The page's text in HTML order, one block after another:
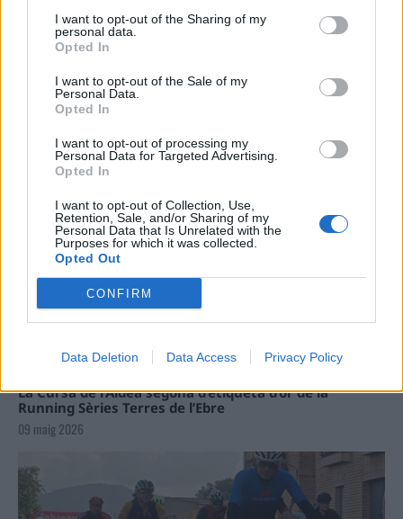
I want to opt-out of the Sharing of my
personal data.
Opted In
I want to opt-out of the Sale of my
Personal Data.
Opted In
I want to opt-out of processing my
Personal Data for Targeted Advertising.
Opted In
I want to opt-out of Collection, Use,
Retention, Sale, and/or Sharing of my
Personal Data that Is Unrelated with the
Purposes for which it was collected.
Opted Out
CONFIRM
Data Deletion Data Access Privacy Policy
31 de juliol de 2026
La Cursa de l’Aldea segona d’etiqueta d’or de la
Running Sèries Terres de l’Ebre
09 maig 2026